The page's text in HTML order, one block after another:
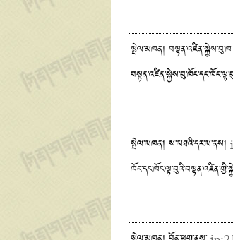
སྤེལ་མཁན། བསྟན་འཛིན་སྐྱེས་བུ་ཁ
སྤེལ་མཁན། ས་མཐའི་དར་མ་ནས།